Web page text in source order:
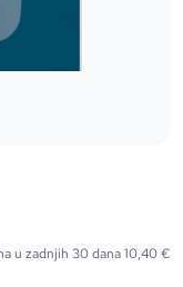
u zadnjih 30 dana10,40€